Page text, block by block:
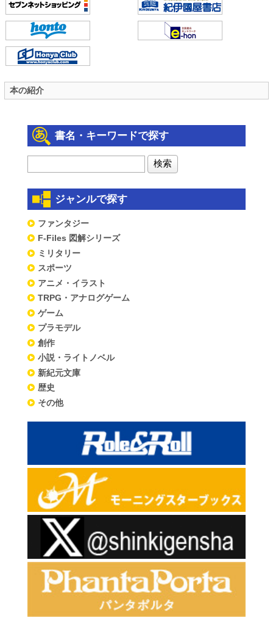
本の紹介
書名・キーワードで探す
ジャンルで探す
ファンタジー
F-Files 図解シリーズ
ミリタリー
スポーツ
アニメ・イラスト
TRPG・アナログゲーム
ゲーム
プラモデル
創作
小説・ライトノベル
新紀元文庫
歴史
その他